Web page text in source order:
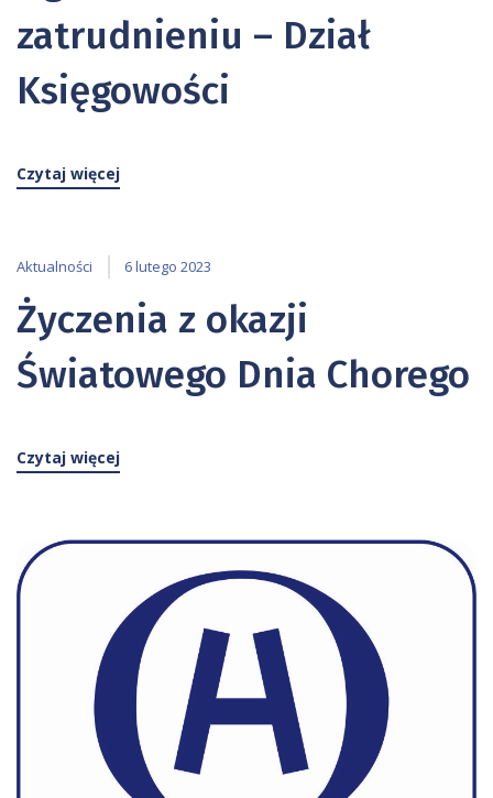
zatrudnieniu – Dział
Księgowości
Czytaj więcej
Aktualności 6 lutego 2023
Życzenia z okazji
Światowego Dnia Chorego
Czytaj więcej